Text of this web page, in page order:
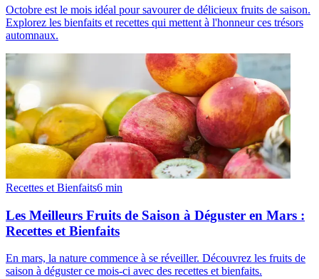
Octobre est le mois idéal pour savourer de délicieux fruits de saison.
Explorez les bienfaits et recettes qui mettent à l'honneur ces trésors
automnaux.
Recettes et Bienfaits6 min
Les Meilleurs Fruits de Saison à Déguster en Mars :
Recettes et Bienfaits
En mars, la nature commence à se réveiller. Découvrez les fruits de
saison à déguster ce mois-ci avec des recettes et bienfaits.